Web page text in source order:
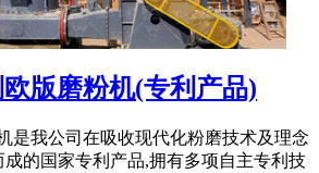
版磨粉机(专利产品)
是我公司在吸收现代化粉磨技术及理念
成的国家专利产品,拥有多项自主专利技